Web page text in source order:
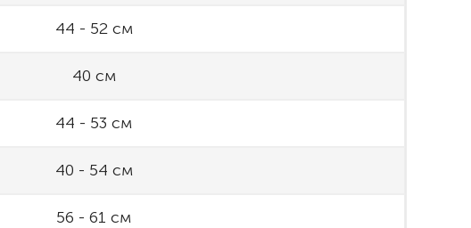
44 - 52 см
40 см
44 - 53 см
40 - 54 см
56 - 61 см